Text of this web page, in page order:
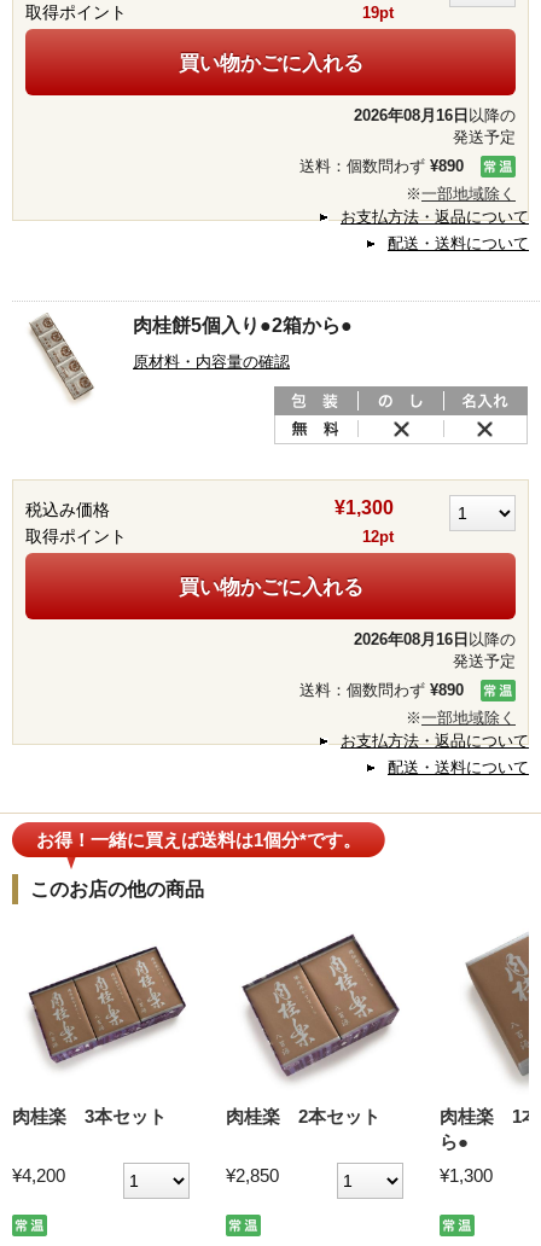
お支払方法・返品について
配送・送料について
取得ポイント 19pt
買い物かごに入れる
2026年08月16日 以降の
発送予定
送料：個数問わず ¥890
※一部地域除く
肉桂餅5個入り●2箱から●
原材料・内容量の確認
お支払方法・返品について
配送・送料について
税込み価格 ¥1,300
取得ポイント 12pt
買い物かごに入れる
2026年08月16日 以降の
発送予定
送料：個数問わず ¥890
※一部地域除く
このお店の他の商品
お得！一緒に買えば送料は1個分*です。
肉桂楽 3本セット
¥4,200
肉桂楽 2本セット
¥2,850
肉桂楽 1
ら●
¥1,300